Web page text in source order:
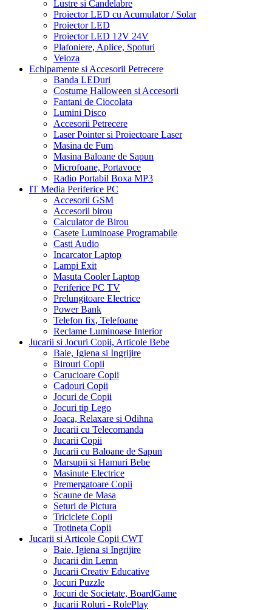
Lustre si Candelabre
Proiector LED cu Acumulator / Solar
Proiector LED
Proiector LED 12V 24V
Plafoniere, Aplice, Spoturi
Veioza
Echipamente si Accesorii Petrecere
Banda LEDuri
Costume Halloween si Accesorii
Fantani de Ciocolata
Lumini Disco
Accesorii Petrecere
Laser Pointer si Proiectoare Laser
Masina de Fum
Masina Baloane de Sapun
Microfoane, Portavoce
Radio Portabil Boxa MP3
IT Media Periferice PC
Accesorii GSM
Accesorii birou
Calculator de Birou
Casete Luminoase Programabile
Casti Audio
Incarcator Laptop
Lampi Exit
Masuta Cooler Laptop
Periferice PC TV
Prelungitoare Electrice
Power Bank
Telefon fix, Telefoane
Reclame Luminoase Interior
Jucarii si Jocuri Copii, Articole Bebe
Baie, Igiena si Ingrijire
Birouri Copii
Carucioare Copii
Cadouri Copii
Jocuri de Copii
Jocuri tip Lego
Joaca, Relaxare si Odihna
Jucarii cu Telecomanda
Jucarii Copii
Jucarii cu Baloane de Sapun
Marsupii si Hamuri Bebe
Masinute Electrice
Premergatoare Copii
Scaune de Masa
Seturi de Pictura
Triciclete Copii
Trotineta Copii
Jucarii si Articole Copii CWT
Baie, Igiena si Ingrijire
Jucarii din Lemn
Jucarii Creativ Educative
Jocuri Puzzle
Jocuri de Societate, BoardGame
Jucarii Roluri - RolePlay